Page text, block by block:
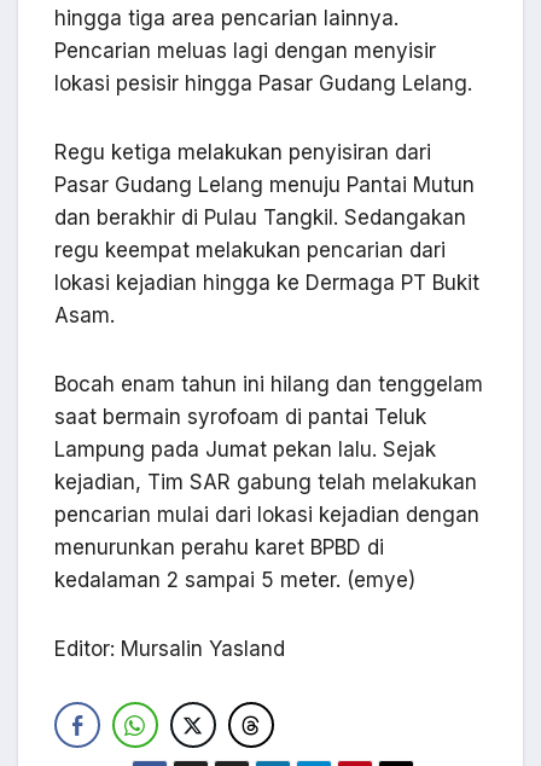
hingga tiga area pencarian lainnya.
Pencarian meluas lagi dengan menyisir
lokasi pesisir hingga Pasar Gudang Lelang.
Regu ketiga melakukan penyisiran dari
Pasar Gudang Lelang menuju Pantai Mutun
dan berakhir di Pulau Tangkil. Sedangakan
regu keempat melakukan pencarian dari
lokasi kejadian hingga ke Dermaga PT Bukit
Asam.
Bocah enam tahun ini hilang dan tenggelam
saat bermain syrofoam di pantai Teluk
Lampung pada Jumat pekan lalu. Sejak
kejadian, Tim SAR gabung telah melakukan
pencarian mulai dari lokasi kejadian dengan
menurunkan perahu karet BPBD di
kedalaman 2 sampai 5 meter. (emye)
Editor: Mursalin Yasland